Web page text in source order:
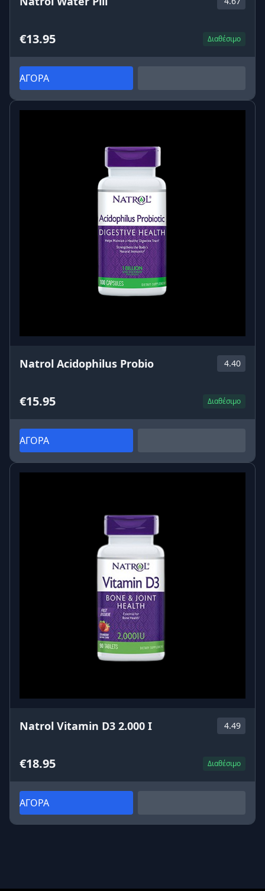
€13.95 Διαθέσιμο
ΑΓΟΡΑ
Natrol Acidophilus Probio 4.40
€15.95 Διαθέσιμο
ΑΓΟΡΑ
Natrol Vitamin D3 2.000 I 4.49
€18.95 Διαθέσιμο
ΑΓΟΡΑ